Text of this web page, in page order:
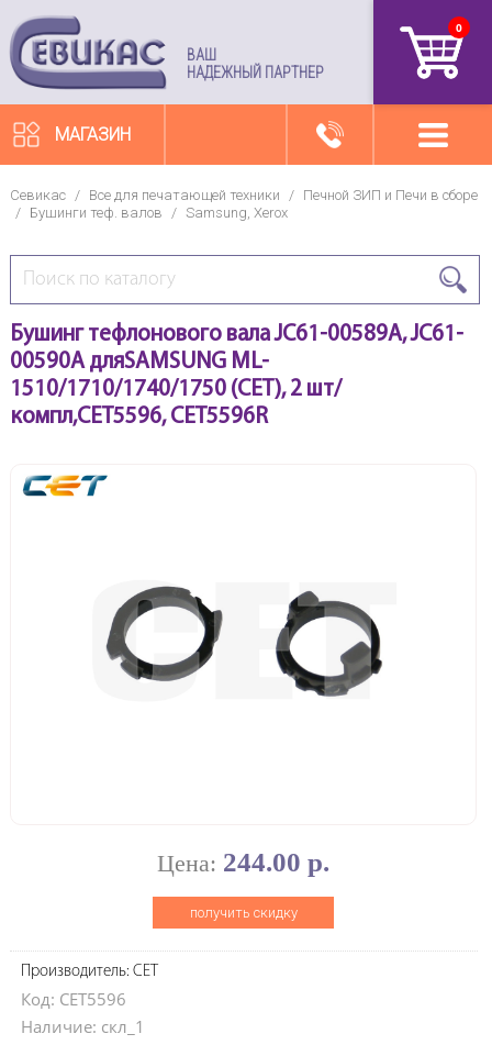
ВАШ
НАДЕЖНЫЙ ПАРТНЕР
0
МАГАЗИН
Севикас / Все для печатающей техники /
Печной ЗИП и Печи в сборе
/
Бушинги теф. валов / Samsung, Xerox
Бушинг тефлонового вала JC61-00589A, JC61-
00590A дляSAMSUNG ML-
1510/1710/1740/1750 (CET), 2 шт/
компл,CET5596, CET5596R
Цена: 244.00 р.
получить скидку
Производитель: CET
Код: CET5596
Наличие: скл_1